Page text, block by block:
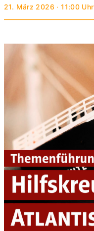
21. März 2026 · 11:00 Uhr